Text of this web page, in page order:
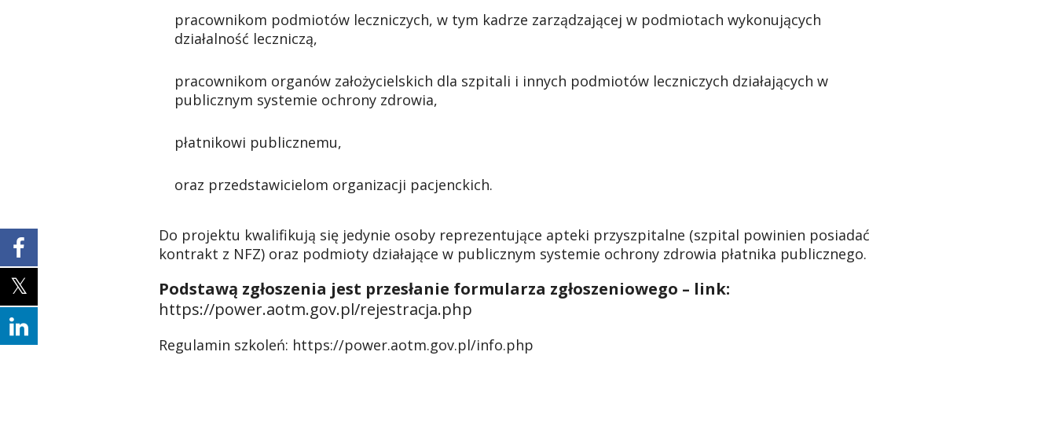
pracownikom podmiotów leczniczych, w tym kadrze zarządzającej w podmiotach wykonujących
działalność leczniczą,
pracownikom organów założycielskich dla szpitali i innych podmiotów leczniczych działających w
publicznym systemie ochrony zdrowia,
płatnikowi publicznemu,
oraz przedstawicielom organizacji pacjenckich.
Do projektu kwalifikują się jedynie osoby reprezentujące apteki przyszpitalne (szpital powinien posiadać
kontrakt z NFZ) oraz podmioty działające w publicznym systemie ochrony zdrowia płatnika publicznego.
Podstawą zgłoszenia jest przesłanie formularza zgłoszeniowego – link:
https://power.aotm.gov.pl/rejestracja.php
Regulamin szkoleń: https://power.aotm.gov.pl/info.php